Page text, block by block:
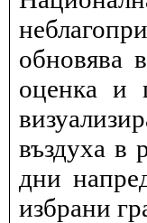
обновява
оценка и
въздуха в
дни
избрани